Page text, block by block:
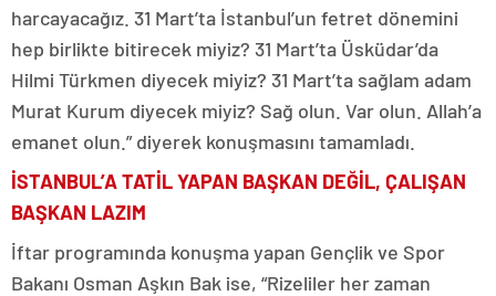
harcayacağız. 31 Mart’ta İstanbul’un fetret dönemini
hep birlikte bitirecek miyiz? 31 Mart’ta Üsküdar’da
Hilmi Türkmen diyecek miyiz? 31 Mart’ta sağlam adam
Murat Kurum diyecek miyiz? Sağ olun. Var olun. Allah’a
emanet olun.” diyerek konuşmasını tamamladı.
İSTANBUL’A TATİL YAPAN BAŞKAN DEĞİL, ÇALIŞAN
BAŞKAN LAZIM
İftar programında konuşma yapan Gençlik ve Spor
Bakanı Osman Aşkın Bak ise, “Rizeliler her zaman